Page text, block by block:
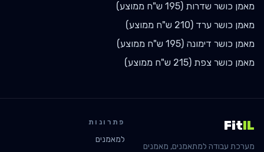
מאמן כושר שדרות (
195 ש"ח ממוצע)
מאמן כושר ערד (
210 ש"ח ממוצע)
מאמן כושר דימונה (
195 ש"ח ממוצע)
מאמן כושר צפת (
215 ש"ח ממוצע)
FitIL
מערכת עבודה למתאמנים, מאמנים
פתרונות
למאמנים